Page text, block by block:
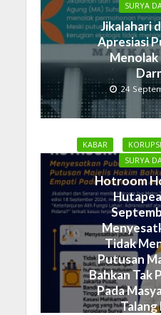
SURYA
Jikalahari
Apresiasi
Menolak
24
KABAR KORUPSI
SURYA
Hotroom
Tidak
Putusan
Bahkan Tak
Pada
Talang